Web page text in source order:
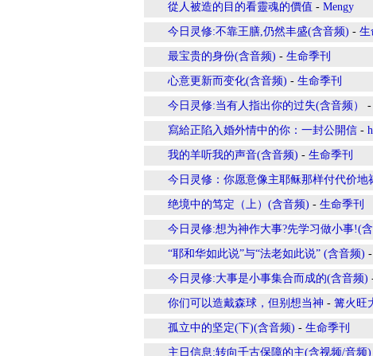
從人被造的目的看靈魂的價值 - Mengy
今日灵修:不靠王膳,仍然丰盛(含音频) - 生
最宝贵的身份(含音频) - 生命季刊
心意更新而变化(含音频) - 生命季刊
今日灵修:当有人指出你的过失(含音频） -
寫給正陷入婚外情中的你：一封公開信 -
我的羊听我的声音(含音频) - 生命季刊
今日灵修：你愿意像主耶稣那样付代价地
绝境中的笃定（上）(含音频) - 生命季刊
今日灵修:想为神作大事?先学习做小事!(
“耶和华如此说”与“法老如此说” (含音频) -
今日灵修:大事是小事集合而成的(含音频)
你们可以造戴森球，但别想当神 - 篝火旺
孤立中的坚定(下)(含音频) - 生命季刊
主日信息:转向千古保障的主(含视频/音频)